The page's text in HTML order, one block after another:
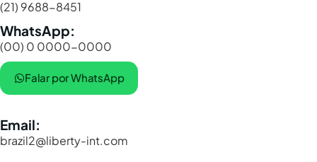
(21) 9688-8451
WhatsApp:
(00) 0 0000-0000
Falar por WhatsApp
Email:
brazil2@liberty-int.com